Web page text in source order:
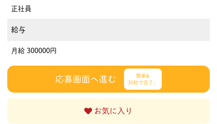
正社員
給与
月給 300000円
応募画面へ進む
簡単&
30秒で完了♩
お気に入り